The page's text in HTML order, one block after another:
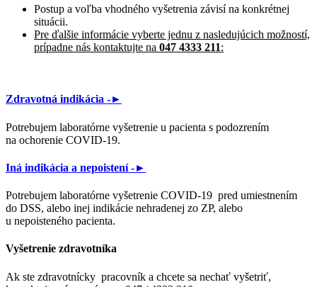
Postup a voľba vhodného vyšetrenia závisí na konkrétnej
situácii.
Pre ďalšie informácie vyberte jednu z nasledujúcich možností,
prípadne nás kontaktujte na 047 4333 211:
Zdravotná indikácia -►
Potrebujem laboratórne vyšetrenie u pacienta s podozrením
na ochorenie COVID-19.
Iná indikácia a nepoistení -►
Potrebujem laboratórne vyšetrenie COVID-19 pred umiestnením
do DSS, alebo inej indikácie nehradenej zo ZP, alebo
u nepoisteného pacienta.
Vyšetrenie zdravotníka
Ak ste zdravotnícky pracovník a chcete sa nechať vyšetriť,